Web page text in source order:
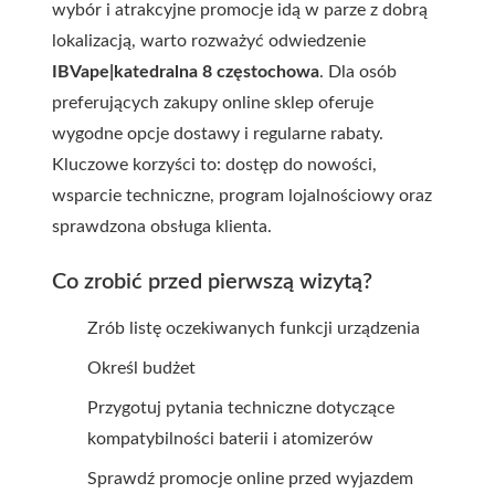
wybór i atrakcyjne promocje idą w parze z dobrą
lokalizacją, warto rozważyć odwiedzenie
IBVape|katedralna 8 częstochowa. Dla osób
preferujących zakupy online sklep oferuje
wygodne opcje dostawy i regularne rabaty.
Kluczowe korzyści to: dostęp do nowości,
wsparcie techniczne, program lojalnościowy oraz
sprawdzona obsługa klienta.
Co zrobić przed pierwszą wizytą?
Zrób listę oczekiwanych funkcji urządzenia
Określ budżet
Przygotuj pytania techniczne dotyczące
kompatybilności baterii i atomizerów
Sprawdź promocje online przed wyjazdem